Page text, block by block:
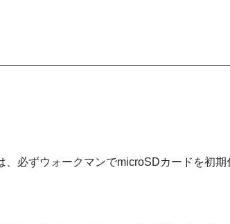
必ずウォークマンでmicroSDカードを初期